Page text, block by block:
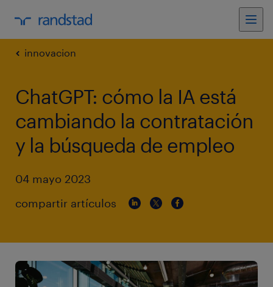
innovacion
ChatGPT: cómo la IA está
cambiando la contratación
y la búsqueda de empleo
04 mayo 2023
compartir artículos